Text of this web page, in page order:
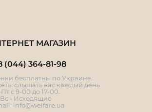
МАГАЗИН
(044) 364-81-98
бесплатны по Украине.
слышать вас каждый день
с 9-00 до 17-00.
- Исходящие
info@welfare.ua